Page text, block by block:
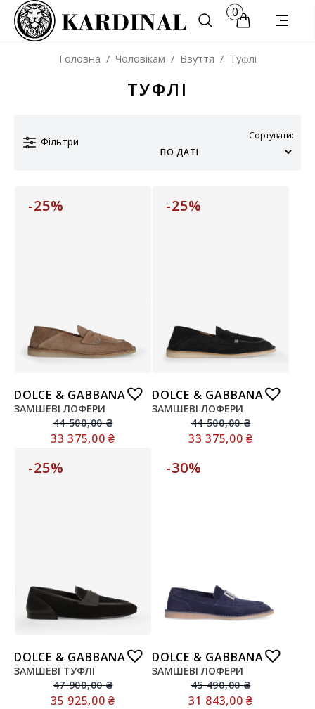
0
Головна / Чоловікам / Взуття / Туфлі
ТУФЛІ
Фільтри Сортувати:
-25%
DOLCE & GABBANA
ЗАМШЕВІ ЛОФЕРИ
44 500,00₴
33 375,00₴
-25%
DOLCE & GABBANA
ЗАМШЕВІ ЛОФЕРИ
44 500,00₴
33 375,00₴
-25%
DOLCE & GABBANA
ЗАМШЕВІ ТУФЛІ
47 900,00₴
35 925,00₴
-30%
DOLCE & GABBANA
ЗАМШЕВІ ЛОФЕРИ
45 490,00₴
31 843,00₴